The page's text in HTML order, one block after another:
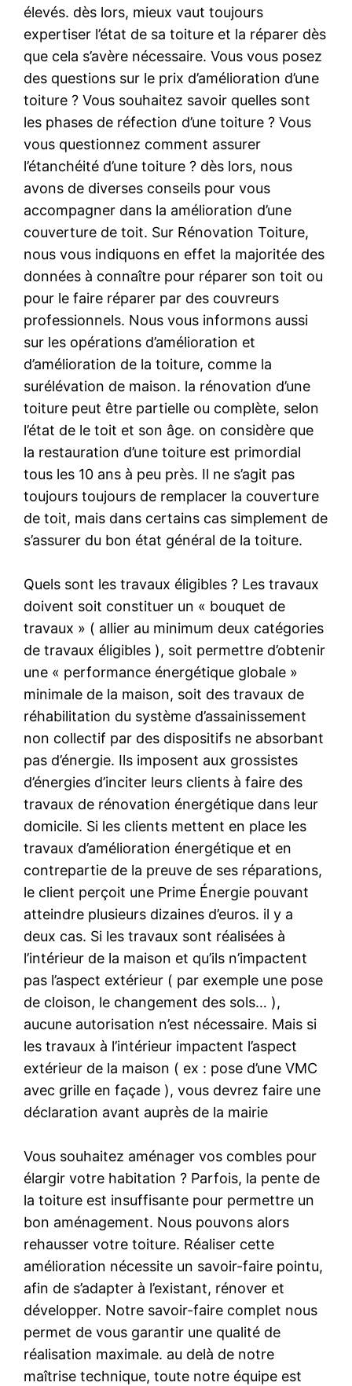
élevés. dès lors, mieux vaut toujours
expertiser l’état de sa toiture et la réparer dès
que cela s’avère nécessaire. Vous vous posez
des questions sur le prix d’amélioration d’une
toiture ? Vous souhaitez savoir quelles sont
les phases de réfection d’une toiture ? Vous
vous questionnez comment assurer
l’étanchéité d’une toiture ? dès lors, nous
avons de diverses conseils pour vous
accompagner dans la amélioration d’une
couverture de toit. Sur Rénovation Toiture,
nous vous indiquons en effet la majoritée des
données à connaître pour réparer son toit ou
pour le faire réparer par des couvreurs
professionnels. Nous vous informons aussi
sur les opérations d’amélioration et
d’amélioration de la toiture, comme la
surélévation de maison. la rénovation d’une
toiture peut être partielle ou complète, selon
l’état de le toit et son âge. on considère que
la restauration d’une toiture est primordial
tous les 10 ans à peu près. Il ne s’agit pas
toujours toujours de remplacer la couverture
de toit, mais dans certains cas simplement de
s’assurer du bon état général de la toiture.
Quels sont les travaux éligibles ? Les travaux
doivent soit constituer un « bouquet de
travaux » ( allier au minimum deux catégories
de travaux éligibles ), soit permettre d’obtenir
une « performance énergétique globale »
minimale de la maison, soit des travaux de
réhabilitation du système d’assainissement
non collectif par des dispositifs ne absorbant
pas d’énergie. Ils imposent aux grossistes
d’énergies d’inciter leurs clients à faire des
travaux de rénovation énergétique dans leur
domicile. Si les clients mettent en place les
travaux d’amélioration énergétique et en
contrepartie de la preuve de ses réparations,
le client perçoit une Prime Énergie pouvant
atteindre plusieurs dizaines d’euros. il y a
deux cas. Si les travaux sont réalisées à
l’intérieur de la maison et qu’ils n’impactent
pas l’aspect extérieur ( par exemple une pose
de cloison, le changement des sols… ),
aucune autorisation n’est nécessaire. Mais si
les travaux à l’intérieur impactent l’aspect
extérieur de la maison ( ex : pose d’une VMC
avec grille en façade ), vous devrez faire une
déclaration avant auprès de la mairie
Vous souhaitez aménager vos combles pour
élargir votre habitation ? Parfois, la pente de
la toiture est insuffisante pour permettre un
bon aménagement. Nous pouvons alors
rehausser votre toiture. Réaliser cette
amélioration nécessite un savoir-faire pointu,
afin de s’adapter à l’existant, rénover et
développer. Notre savoir-faire complet nous
permet de vous garantir une qualité de
réalisation maximale. au delà de notre
maîtrise technique, toute notre équipe est